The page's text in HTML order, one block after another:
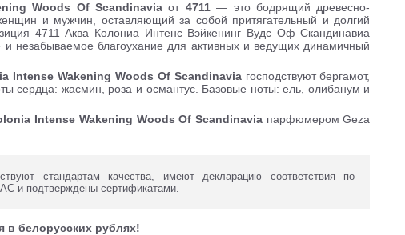
Woods Of Scandinavia от 4711— это бодрящий древесно-
и мужчин, оставляющий за собой притягательный и долгий
4711 Аква Колониа Интенс Вэйкенинг Вудс Оф Скандинавиа
и незабываемое благоухание для активных и ведущих динамичный
Intense Wakening Woods Of Scandinaviaгосподствуют бергамот,
сердца: жасмин, роза и османтус. Базовые ноты: ель, олибанум и
Intense Wakening Woods Of Scandinaviaпарфюмером Geza
стандартам качества, имеют декларацию соответствия по
и подтверждены сертификатами.
в белорусских рублях!